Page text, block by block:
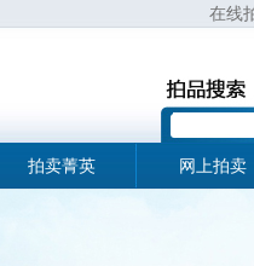
在线
拍卖菁英 网上拍卖